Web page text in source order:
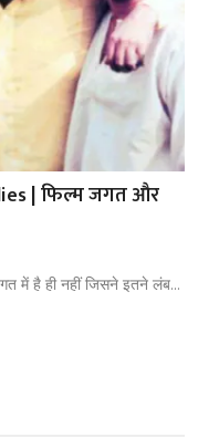
| फिल्म जगत और
में है ही नहीं जिसने इतने लंब...